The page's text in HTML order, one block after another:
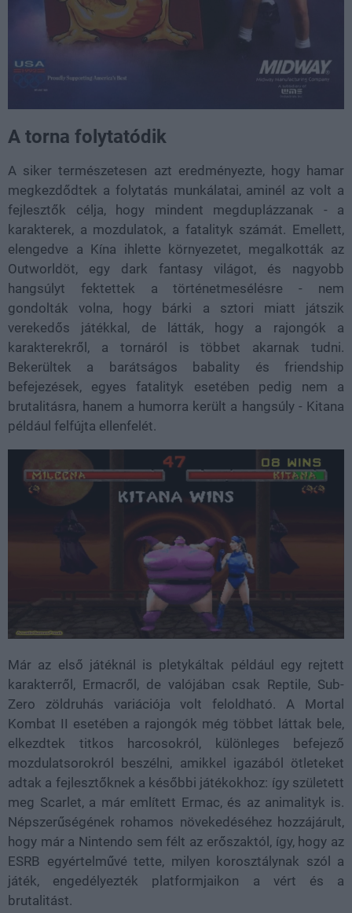
A torna folytatódik
A siker természetesen azt eredményezte, hogy hamar
megkezdődtek a folytatás munkálatai, aminél az volt a
fejlesztők célja, hogy mindent megduplázzanak - a
karakterek, a mozdulatok, a fatalityk számát. Emellett,
elengedve a Kína ihlette környezetet, megalkották az
Outworldöt, egy dark fantasy világot, és nagyobb
hangsúlyt fektettek a történetmesélésre - nem
gondolták volna, hogy bárki a sztori miatt játszik
verekedős játékkal, de látták, hogy a rajongók a
karakterekről, a tornáról is többet akarnak tudni.
Bekerültek a barátságos babality és friendship
befejezések, egyes fatalityk esetében pedig nem a
brutalitásra, hanem a humorra került a hangsúly - Kitana
például felfújta ellenfelét.
Már az első játéknál is pletykáltak például egy rejtett
karakterről, Ermacről, de valójában csak Reptile, Sub-
Zero zöldruhás variációja volt feloldható. A Mortal
Kombat II esetében a rajongók még többet láttak bele,
elkezdtek titkos harcosokról, különleges befejező
mozdulatsorokról beszélni, amikkel igazából ötleteket
adtak a fejlesztőknek a későbbi játékokhoz: így született
meg Scarlet, a már említett Ermac, és az animalityk is.
Népszerűségének rohamos növekedéséhez hozzájárult,
hogy már a Nintendo sem félt az erőszaktól, így, hogy az
ESRB egyértelművé tette, milyen korosztálynak szól a
játék, engedélyezték platformjaikon a vért és a
brutalitást.